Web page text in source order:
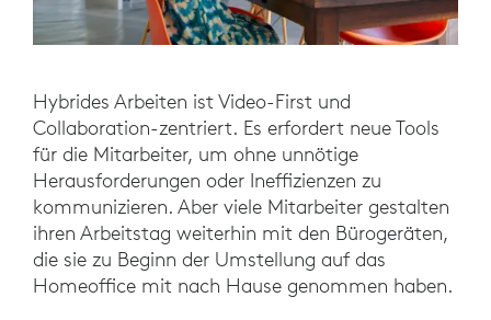
Hybrides Arbeiten ist Video-First und
Collaboration-zentriert. Es erfordert neue Tools
für die Mitarbeiter, um ohne unnötige
Herausforderungen oder Ineffizienzen zu
kommunizieren. Aber viele Mitarbeiter gestalten
ihren Arbeitstag weiterhin mit den Bürogeräten,
die sie zu Beginn der Umstellung auf das
Homeoffice mit nach Hause genommen haben.